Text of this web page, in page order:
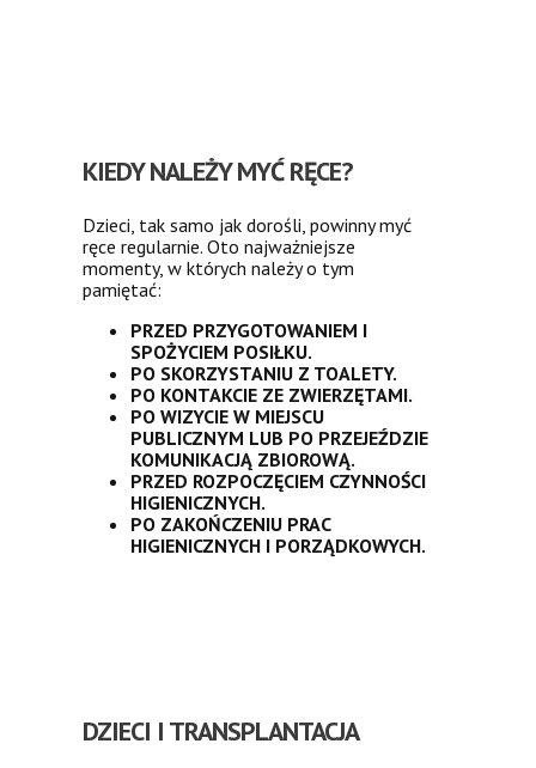
KIEDY NALEŻY MYĆ RĘCE?
Dzieci, tak samo jak dorośli, powinny myć
ręce regularnie. Oto najważniejsze
momenty, w których należy o tym
pamiętać:
PRZED PRZYGOTOWANIEM I
SPOŻYCIEM POSIŁKU.
PO SKORZYSTANIU Z TOALETY.
PO KONTAKCIE ZE ZWIERZĘTAMI.
PO WIZYCIE W MIEJSCU
PUBLICZNYM LUB PO PRZEJEŹDZIE
KOMUNIKACJĄ ZBIOROWĄ.
PRZED ROZPOCZĘCIEM CZYNNOŚCI
HIGIENICZNYCH.
PO ZAKOŃCZENIU PRAC
HIGIENICZNYCH I PORZĄDKOWYCH.
DZIECI I TRANSPLANTACJA